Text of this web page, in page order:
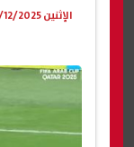
الإثنين 15/12/2025 03:34 م